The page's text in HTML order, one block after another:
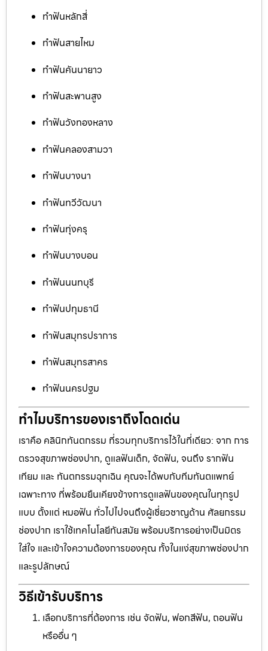
ทำฟันหลักสี่
ทำฟันสายไหม
ทำฟันคันนายาว
ทำฟันสะพานสูง
ทำฟันวังทองหลาง
ทำฟันคลองสามวา
ทำฟันบางนา
ทำฟันทวีวัฒนา
ทำฟันทุ่งครุ
ทำฟันบางบอน
ทำฟันนนทบุรี
ทำฟันปทุมธานี
ทำฟันสมุทรปราการ
ทำฟันสมุทรสาคร
ทำฟันนครปฐม
ทำไมบริการของเราถึงโดดเด่น
เราคือ คลินิกทันตกรรม ที่รวมทุกบริการไว้ในที่เดียว: จาก การ
ตรวจสุขภาพช่องปาก, ดูแลฟันเด็ก, จัดฟัน, จนถึง รากฟัน
เทียม และ ทันตกรรมฉุกเฉิน คุณจะได้พบกับทีมทันตแพทย์
เฉพาะทาง ที่พร้อมยืนเคียงข้างการดูแลฟันของคุณในทุกรูป
แบบ ตั้งแต่ หมอฟัน ทั่วไปไปจนถึงผู้เชี่ยวชาญด้าน ศัลยกรรม
ช่องปาก เราใช้เทคโนโลยีทันสมัย พร้อมบริการอย่างเป็นมิตร
ใส่ใจ และเข้าใจความต้องการของคุณ ทั้งในแง่สุขภาพช่องปาก
และรูปลักษณ์
วิธีเข้ารับบริการ
เลือกบริการที่ต้องการ เช่น จัดฟัน, ฟอกสีฟัน, ถอนฟัน
หรืออื่น ๆ